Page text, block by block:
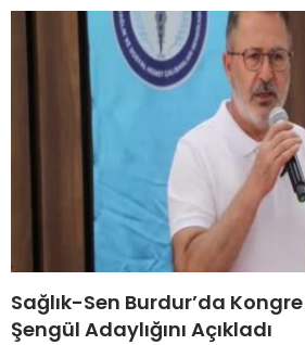
Sağlık-Sen Burdur’da
Şengül Adaylığını Açıkladı